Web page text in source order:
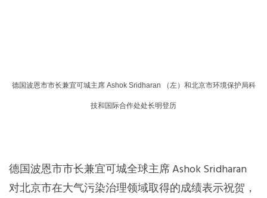
德国波恩市市长兼宜可城主席 Ashok Sridharan （左）和北京市环境保护局科
技和国际合作处处长明登历
德国波恩市市长兼宜可城全球主席 Ashok Sridharan
对北京市在大气污染治理领域取得的成绩表示祝贺，